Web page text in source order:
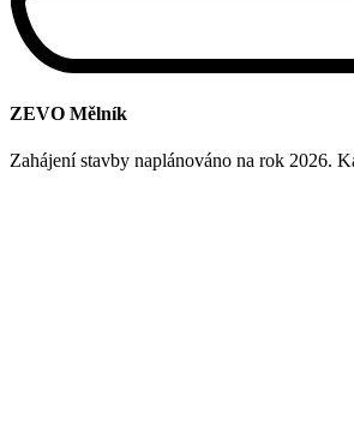
ZEVO Mělník
Zahájení stavby naplánováno na rok 2026.